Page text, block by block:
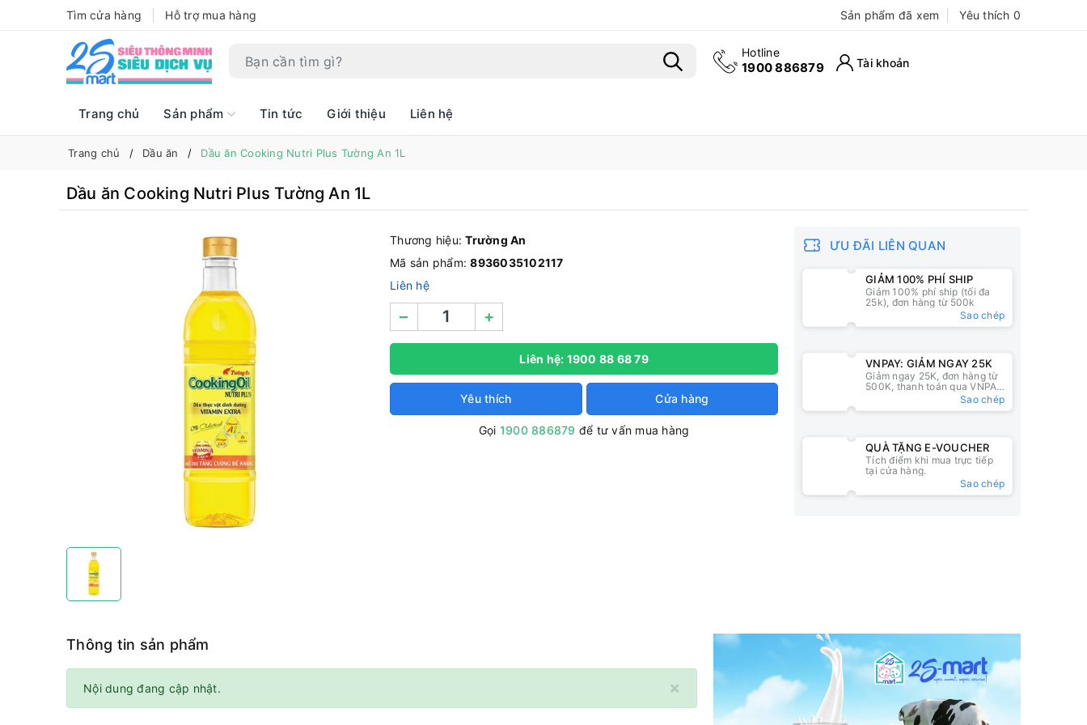
Tìm cửa hàng Hỗ trợ mua hàng Sản phẩm đã xem Yêu thích 0
Hotline
1900 886879 Tài khoản
Trang chủ Sản phẩm Tin tức Giới thiệu Liên hệ
Trang chủ Dầu ăn Dầu ăn Cooking Nutri Plus Tường An 1L
Dầu ăn Cooking Nutri Plus Tường An 1L
Thương hiệu:Trường An
Mã sản phẩm:8936035102117
Liên hệ
– +
Liên hệ: 1900 88 68 79
Yêu thích Cửa hàng
Gọi 1900 886879 để tư vấn mua hàng
ƯU ĐÃI LIÊN QUAN
GIẢM 100% PHÍ SHIP
Giảm 100% phí ship (tối đa
25k), đơn hàng từ 500k
Sao chép
VNPAY: GIẢM NGAY 25K
Giảm ngay 25K, đơn hàng từ
500K, thanh toán qua VNPAY
Sao chép
QUÀ TẶNG E-VOUCHER
Tích điểm khi mua trực tiếp
tại cửa hàng.
Sao chép
Thông tin sản phẩm
×
Nội dung đang cập nhật.